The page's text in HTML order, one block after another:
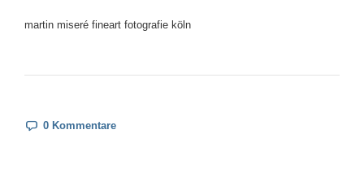
martin miseré fineart fotografie köln
0 Kommentare